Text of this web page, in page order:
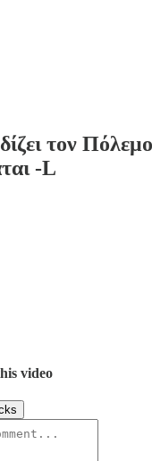
τον
-L
video